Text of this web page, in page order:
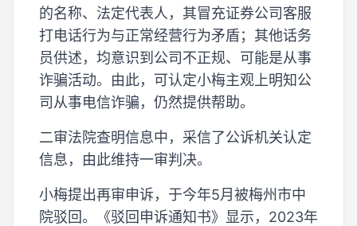
的名称、法定代表人，其冒充证券公司客服
打电话行为与正常经营行为矛盾；其他话务
员供述，均意识到公司不正规、可能是从事
诈骗活动。由此，可认定小梅主观上明知公
司从事电信诈骗，仍然提供帮助。
二审法院查明信息中，采信了公诉机关认定
信息，由此维持一审判决。
小梅提出再审申诉，于今年5月被梅州市中
院驳回。《驳回申诉通知书》显示，2023年